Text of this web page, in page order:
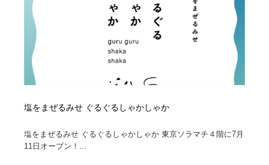
塩をまぜるみせ ぐるぐるしゃかしゃか
塩をまぜるみせ ぐるぐるしゃかしゃか 東京ソラマチ４階に7月
11日オープン！...